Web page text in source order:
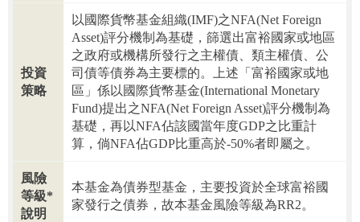
投資
策略
以國際貨幣基金組織(IMF)之NFA(Net Foreign
Asset)評分機制為基礎，篩選出富裕國家或地區
之政府或機構所發行之主權債、類主權債、公
司債等債券為主要標的。上述「富裕國家或地
區」係以國際貨幣基金(International Monetary
Fund)提出之NFA(Net Foreign Asset)評分機制為
基礎，再以NFA佔該國當年度GDP之比重計
算，倘NFA佔GDP比重高於-50%者即屬之。
風險
等級*
說明
本基金為債券型基金，主要投資於全球富裕國
家發行之債券，故本基金風險等級為RR2。